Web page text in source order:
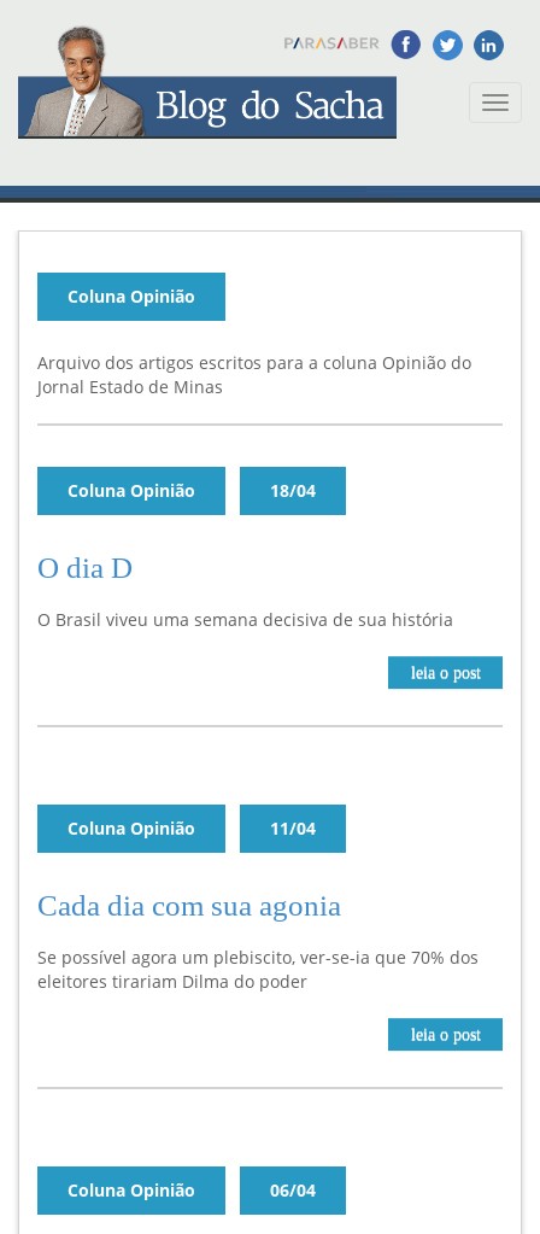
Toggle
Coluna Opinião
Arquivo dos artigos escritos para a coluna Opinião do
Jornal Estado de Minas
Coluna Opinião 18/04
O dia D
O Brasil viveu uma semana decisiva de sua história
leia o post
Coluna Opinião 11/04
Cada dia com sua agonia
Se possível agora um plebiscito, ver-se-ia que 70% dos
eleitores tirariam Dilma do poder
leia o post
Coluna Opinião 06/04